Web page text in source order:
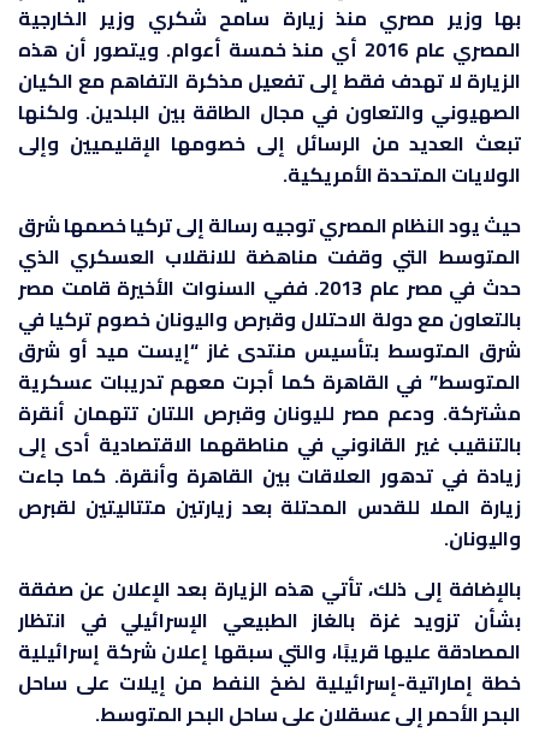
بها وزير مصري منذ زيارة سامح شكري وزير الخارجية
المصري عام 2016 أي منذ خمسة أعوام. ويتصور أن هذه
الزيارة لا تهدف فقط إلى تفعيل مذكرة التفاهم مع الكيان
الصهيوني والتعاون في مجال الطاقة بين البلدين. ولكنها
تبعث العديد من الرسائل إلى خصومها الإقليميين وإلى
الولايات المتحدة الأمريكية.
حيث يود النظام المصري توجيه رسالة إلى تركيا خصمها شرق
المتوسط التي وقفت مناهضة للانقلاب العسكري الذي
حدث في مصر عام 2013. ففي السنوات الأخيرة قامت مصر
بالتعاون مع دولة الاحتلال وقبرص واليونان خصوم تركيا في
شرق المتوسط بتأسيس منتدى غاز “إيست ميد أو شرق
المتوسط” في القاهرة كما أجرت معهم تدريبات عسكرية
مشتركة. ودعم مصر لليونان وقبرص اللتان تتهمان أنقرة
بالتنقيب غير القانوني في مناطقهما الاقتصادية أدى إلى
زيادة في تدهور العلاقات بين القاهرة وأنقرة. كما جاءت
زيارة الملا للقدس المحتلة بعد زيارتين متتاليتين لقبرص
واليونان.
بالإضافة إلى ذلك، تأتي هذه الزيارة بعد الإعلان عن صفقة
بشأن تزويد غزة بالغاز الطبيعي الإسرائيلي في انتظار
المصادقة عليها قريبًا، والتي سبقها إعلان شركة إسرائيلية
خطة إماراتية-إسرائيلية لضخ النفط من إيلات على ساحل
البحر الأحمر إلى عسقلان على ساحل البحر المتوسط.